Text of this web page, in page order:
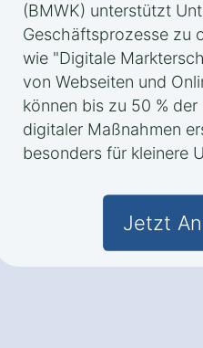
(BMWK) unterstützt
Geschäftsprozesse zu
wie "Digitale
von Webseiten und
können bis zu 50 %
digitaler Maßnahmen
besonders für kleinere
Jetzt